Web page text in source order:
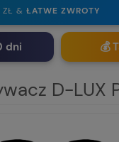
& ŁATWE ZWROTY
dni 💰
D-LUX